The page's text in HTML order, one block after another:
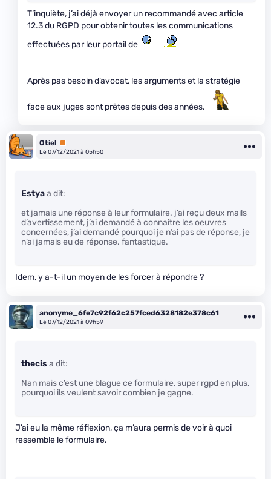
T’inquiète, j’ai déjà envoyer un recommandé avec article
12.3 du RGPD pour obtenir toutes les communications
effectuées par leur portail de
Après pas besoin d’avocat, les arguments et la stratégie
face aux juges sont prêtes depuis des années.
Otiel Premium
Le 07/12/2021 à 05h50
Estyaa dit:
et jamais une réponse à leur formulaire. j’ai reçu deux mails
d’avertissement, j’ai demandé à connaître les oeuvres
concernées, j’ai demandé pourquoi je n’ai pas de réponse, je
n’ai jamais eu de réponse. fantastique.
Idem, y a-t-il un moyen de les forcer à répondre ?
anonyme_6fe7c92f62c257fced6328182e378c61
Le 07/12/2021 à 09h59
thecis a dit:
Nan mais c’est une blague ce formulaire, super rgpd en plus,
pourquoi ils veulent savoir combien je gagne.
J’ai eu la même réflexion, ça m’aura permis de voir à quoi
ressemble le formulaire.